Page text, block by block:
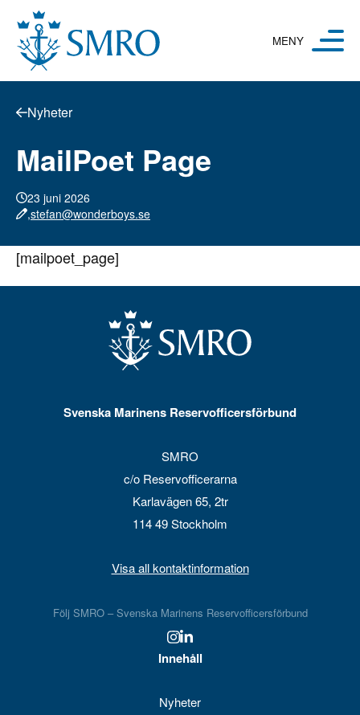
Hoppa till innehåll
Nyheter
MailPoet Page
23 juni 2026
,stefan@wonderboys.se
[mailpoet_page]
Svenska Marinens Reservofficersförbund
SMRO
c/o Reservofficerarna
Karlavägen 65, 2tr
114 49 Stockholm
Visa all kontaktinformation
Följ SMRO – Svenska Marinens Reservofficersförbund
Innehåll
Nyheter